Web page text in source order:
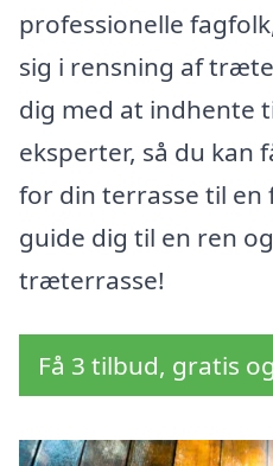
professionelle
sig i rensning af
dig med at indhente
eksperter, så du kan
for din terrasse til en
guide dig til en ren
træterrasse!
Få 3 tilbud, gratis